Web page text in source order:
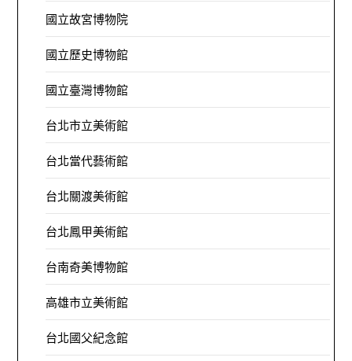
國立故宮博物院
國立歷史博物館
國立臺灣博物館
台北市立美術館
台北當代藝術館
台北關渡美術館
台北鳳甲美術館
台南奇美博物館
高雄市立美術館
台北國父紀念館